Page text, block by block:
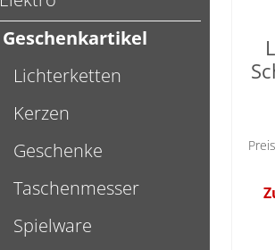
Geschenkartikel
Lichterketten
Kerzen
Geschenke
Taschenmesser
Spielware